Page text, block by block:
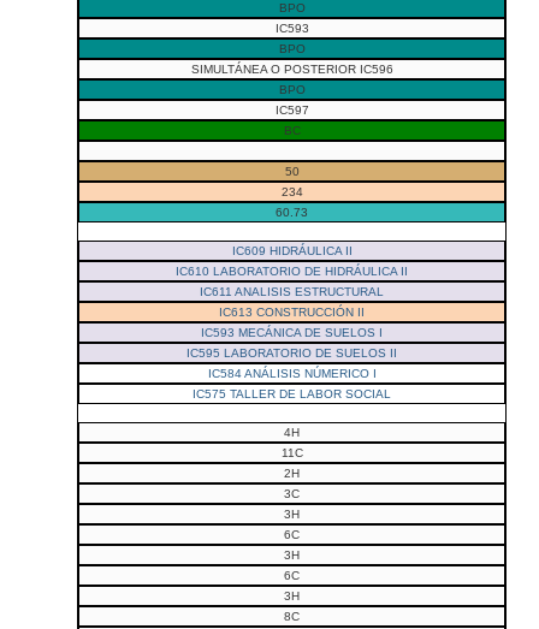
BPO
IC593
BPO
SIMULTÁNEA O POSTERIOR IC596
BPO
IC597
BC
50
234
60.73
IC609 HIDRÁULICA II
IC610 LABORATORIO DE HIDRÁULICA II
IC611 ANALISIS ESTRUCTURAL
IC613 CONSTRUCCIÓN II
IC593 MECÁNICA DE SUELOS I
IC595 LABORATORIO DE SUELOS II
IC584 ANÁLISIS NÚMERICO I
IC575 TALLER DE LABOR SOCIAL
4H
11C
2H
3C
3H
6C
3H
6C
3H
8C